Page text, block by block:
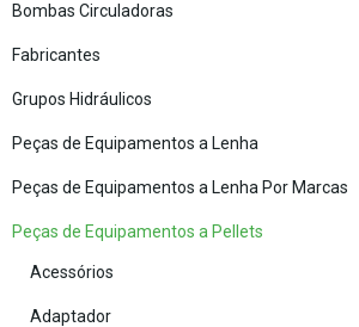
Bombas Circuladoras
Fabricantes
Grupos Hidráulicos
Peças de Equipamentos a Lenha
Peças de Equipamentos a Lenha Por Marcas
Peças de Equipamentos a Pellets
Acessórios
Adaptador